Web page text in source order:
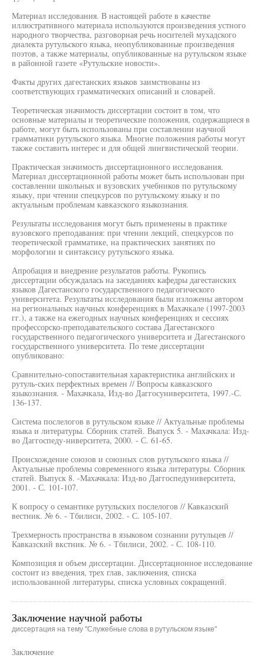
Материал исследования. В настоящей работе в качестве
иллюстративного материала используются произведения устного
народного творчества, разговорная речь носителей мухадского
диалекта рутульского языка, неопубликованные произведения
поэтов, а также материалы, опубликованные на рутульском языке
в районной газете «Рутульские новости».
Факты других дагестанских языков заимствованы из
соответствующих грамматических описаний и словарей.
Теоретическая значимость диссертации состоит в том, что
основные материалы и теоретические положения, содержащиеся в
работе, могут быть использованы при составлении научной
грамматики рутульского языка. Многие положения работы могут
также составить интерес и для общей лингвистической теории.
Практическая значимость диссертационного исследования.
Материал диссертационной работы может быть использован при
составлении школьных и вузовских учебников по рутульскому
языку, при чтении спецкурсов по рутульскому языку и по
актуальным проблемам кавказского языкознания.
Результаты исследования могут быть применены в практике
вузовского преподавания: при чтении лекций, спецкурсов по
теоретической грамматике, на практических занятиях по
морфологии и синтаксису рутульского языка.
Апробация и внедрение результатов работы. Рукопись
диссертации обсуждалась на заседаниях кафедры дагестанских
языков Дагестанского государственного педагогического
университета. Результаты исследования были изложены автором
на региональных научных конференциях в Махачкале (1997-2003
гг.), а также на ежегодных научных конференциях и сессиях
профессорско-преподавательского состава Дагестанского
государственного педагогического университета и Дагестанского
государственного университета. По теме диссертации
опубликовано:
Сравнительно-сопоставительная характеристика английских и
рутуль-ских перфектных времен // Вопросы кавказского
языкознания. - Махачкала, Изд-во Даггосуниверситета, 1997.-С.
136-137.
Система послелогов в рутульском языке // Актуальные проблемы
языка и литературы. Сборник статей. Выпуск 5. - Махачкала: Изд-
во Даггоспеду-ниверситета, 2000. - С. 61-65.
Происхождение союзов и союзных слов рутульского языка //
Актуальные проблемы современного языка литературы. Сборник
статей. Выпуск 8. -Махачкала: Изд-во Даггоспедуниверситета,
2001. - С. 101-107.
К вопросу о семантике рутульских послелогов // Кавказский
вестник. № 6. - Тбилиси, 2002. - С. 105-107.
Трехмерность пространства в языковом сознании рутульцев //
Кавказский вкстник. № 6. - Тбилиси, 2002. - С. 108-110.
Композиция и объем диссертации. Диссертационное исследование
состоит из введения, трех глав, заключения, списка
использованной литературы, списка условных сокращений.
Заключение научной работы
диссертация на тему "Служебные слова в рутульском языке"
Заключение